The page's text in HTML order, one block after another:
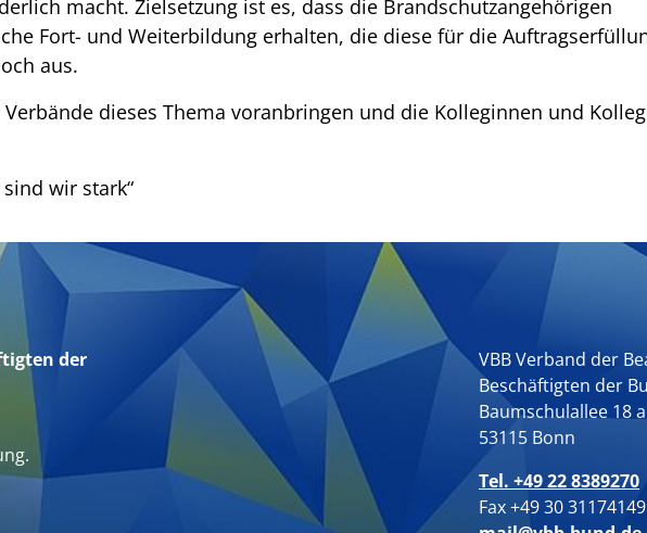
macht. Zielsetzung ist es, dass die Brandschutzangehörigen
Fort- und Weiterbildung erhalten, die diese für die
aus.
dieses Thema voranbringen und die Kolleginnen und
wir stark“
der
VBB Verband der
Beschäftigten der
Baumschulallee 18 a
53115 Bonn
Tel. +49 22 8389270
Fax +49 30 31174149